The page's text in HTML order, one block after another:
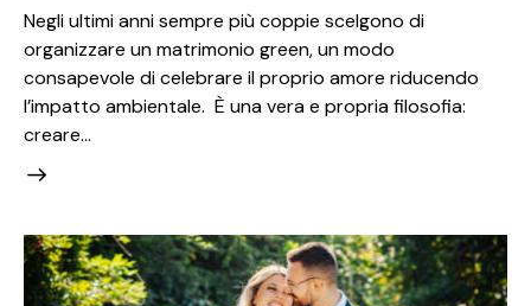
Negli ultimi anni sempre più coppie scelgono di
organizzare un matrimonio green, un modo
consapevole di celebrare il proprio amore riducendo
l’impatto ambientale. È una vera e propria filosofia:
creare…